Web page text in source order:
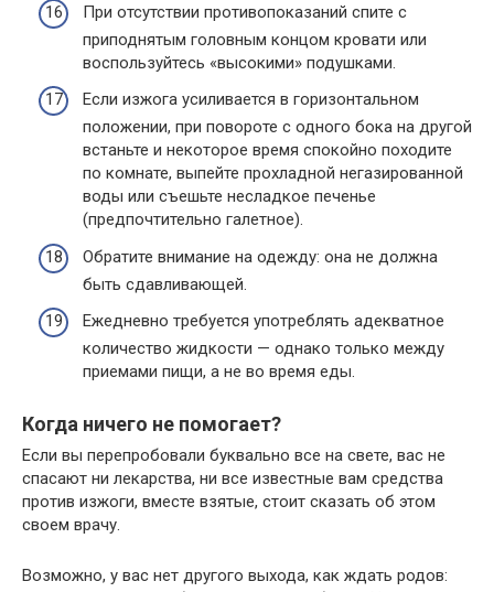
При отсутствии противопоказаний спите с
приподнятым головным концом кровати или
воспользуйтесь «высокими» подушками.
Если изжога усиливается в горизонтальном
положении, при повороте с одного бока на другой
встаньте и некоторое время спокойно походите
по комнате, выпейте прохладной негазированной
воды или съешьте несладкое печенье
(предпочтительно галетное).
Обратите внимание на одежду: она не должна
быть сдавливающей.
Ежедневно требуется употреблять адекватное
количество жидкости — однако только между
приемами пищи, а не во время еды.
Когда ничего не помогает?
Если вы перепробовали буквально все на свете, вас не
спасают ни лекарства, ни все известные вам средства
против изжоги, вместе взятые, стоит сказать об этом
своем врачу.
Возможно, у вас нет другого выхода, как ждать родов: